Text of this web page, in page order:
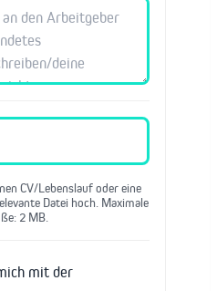
CV/Lebenslauf oder eine
Datei hoch. Maximale
2 MB.
mit der